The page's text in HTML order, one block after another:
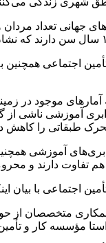
تعداد مردان و زنان دچار فقر
اجتماعی همچنین
آمارهای موجود در
آموزشی ناشی
طبقاتی را کاهش
آموزشی
هم تفاوت دارند و
اجتماعی با بیان
متخصصان از
راستا مؤسسه کار و